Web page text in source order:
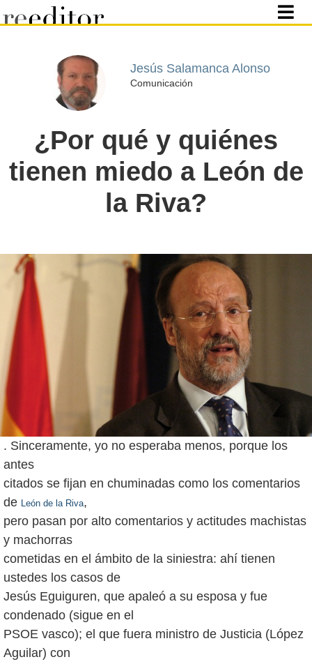
Jesús Salamanca Alonso
Comunicación
¿Por qué y quiénes
tienen miedo a León de
la Riva?
. Sinceramente, yo no esperaba menos, porque los
antes
citados se fijan en chuminadas como los comentarios
de León de la Riva,
pero pasan por alto comentarios y actitudes machistas
y machorras
cometidas en el ámbito de la siniestra: ahí tienen
ustedes los casos de
Jesús Eguiguren, que apaleó a su esposa y fue
condenado (sigue en el
PSOE vasco); el que fuera ministro de Justicia (López
Aguilar) con